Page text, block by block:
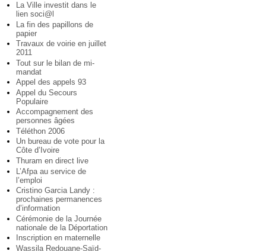
La Ville investit dans le
lien soci@l
La fin des papillons de
papier
Travaux de voirie en juillet
2011
Tout sur le bilan de mi-
mandat
Appel des appels 93
Appel du Secours
Populaire
Accompagnement des
personnes âgées
Téléthon 2006
Un bureau de vote pour la
Côte d’Ivoire
Thuram en direct live
L’Afpa au service de
l’emploi
Cristino Garcia Landy :
prochaines permanences
d’information
Cérémonie de la Journée
nationale de la Déportation
Inscription en maternelle
Wassila Redouane-Saïd-